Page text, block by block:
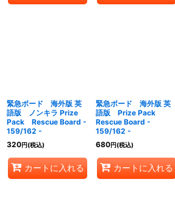
緊急ボード 海外版 英
語版 ノンキラ Prize
Pack Rescue Board -
159/162 -
320円(税込)
カートに入れる
緊急ボード 海外版 英
語版 Prize Pack
Rescue Board -
159/162 -
680円(税込)
カートに入れる